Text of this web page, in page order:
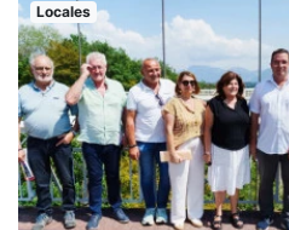
Locales